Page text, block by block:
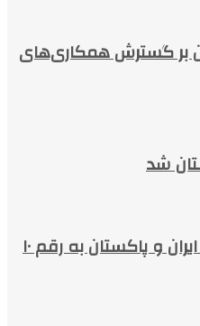
بر گسترش همکاری‌های
شد
افزایش حجم تجارت بین ایران و پاکستان به رقم ۱۰